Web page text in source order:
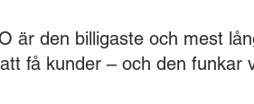
är den billigaste och mest
få kunder – och den funkar